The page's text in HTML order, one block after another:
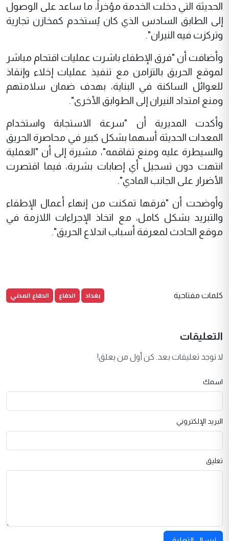
الحديثة التي دخلت الخدمة مؤخراً، ما ساعد على الوصول
إلى الطابق السادس الذي كان يُستخدم كمخازن تجارية
وتركزت فيه النيران".
وأضافت أن "فرق الإطفاء باشرت عمليات اقتحام مباشر
لموقع الحريق بالتزامن مع تنفيذ عمليات إخلاء وإنقاذ
للعوائل الساكنة في البناية، بهدف ضمان سلامتهم
ومنع امتداد النيران إلى الطوابق الأخرى".
وأكدت المديرية أن "سرعة الاستجابة واستخدام
المعدات الحديثة أسهما بشكل كبير في محاصرة الحريق
والسيطرة عليه ومنع تفاقمه"، مشيرة إلى أن "العملية
انتهت دون تسجيل أي إصابات بشرية، فيما اقتصرت
الأضرار على الجانب المادي".
وأوضحت أن "فرقها تمكنت من إنهاء أعمال الإطفاء
والتبريد بشكل كامل، مع اتخاذ الإجراءات اللازمة في
موقع الحادث لمعرفة أسباب اندلاع الحريق".
كلمات مفتاحية بغداد الدفاع الدفاع المدني
التعليقات
لا توجد تعليقات بعد. كن أول من يعلق!
اسمك
البريد الإلكتروني
تعليق